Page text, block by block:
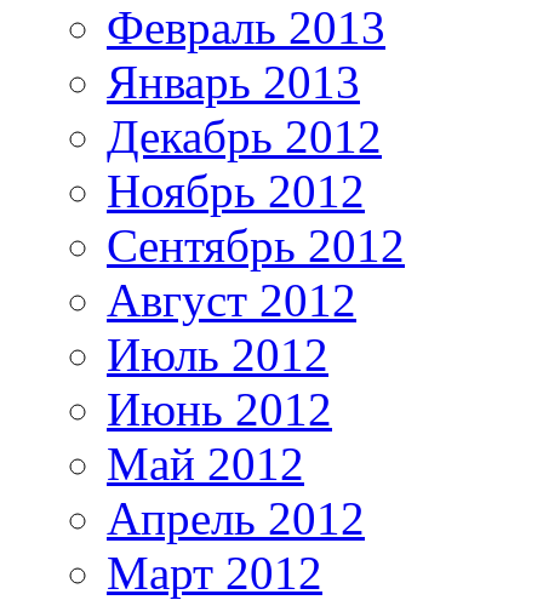
Февраль 2013
Январь 2013
Декабрь 2012
Ноябрь 2012
Сентябрь 2012
Август 2012
Июль 2012
Июнь 2012
Май 2012
Апрель 2012
Март 2012